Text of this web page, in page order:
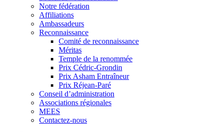
Notre fédération
Affiliations
Ambassadeurs
Reconnaissance
Comité de reconnaissance
Méritas
Temple de la renommée
Prix Cédric-Grondin
Prix Asham Entraîneur
Prix Réjean-Paré
Conseil d’administration
Associations régionales
MEES
Contactez-nous